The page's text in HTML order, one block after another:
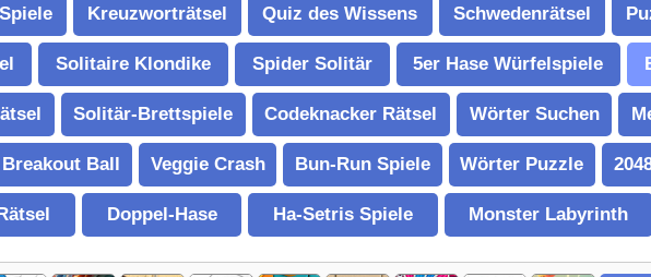
Kreuzworträtsel Quiz des Wissens Schwedenrätsel
Solitaire Klondike Spider Solitär 5er Hase Würfelspiele
Solitär-Brettspiele Codeknacker Rätsel Wörter Suchen
Breakout Ball Veggie Crash Bun-Run Spiele Wörter Puzzle
Doppel-Hase Ha-Setris Spiele Monster Labyrinth